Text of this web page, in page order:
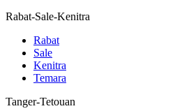
Rabat-Sale-Kenitra
Rabat
Sale
Kenitra
Temara
Tanger-Tetouan